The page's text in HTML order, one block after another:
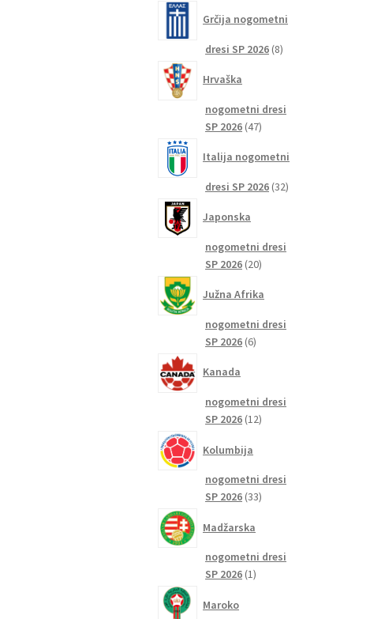
Grčija nogometni
dresi SP 2026 88
Hrvaška
nogometni dresi
SP 2026 4747
Italija nogometni
dresi SP 2026 3232
Japonska
nogometni dresi
SP 2026 2020
Južna Afrika
nogometni dresi
SP 2026 66
Kanada
nogometni dresi
SP 2026 1212
Kolumbija
nogometni dresi
SP 2026 3333
Madžarska
nogometni dresi
SP 2026 11
Maroko